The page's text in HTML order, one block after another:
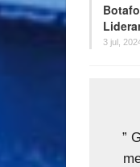
3 jul,
”